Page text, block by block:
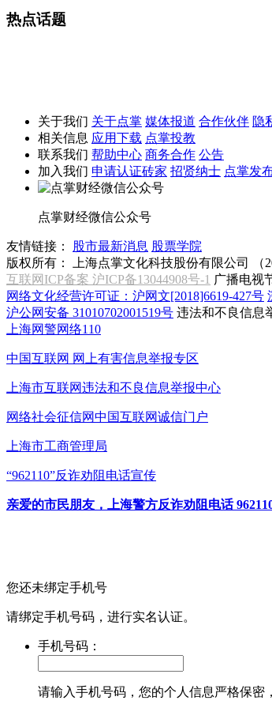
热点话题
关于我们 关于点掌 媒体报道 合作伙伴 隐
相关信息 应用下载 点掌投教
联系我们 帮助中心 商务合作 公告
加入我们 申请认证砖家 招贤纳士 点掌发
点掌财经微信公众号
友情链接： 股市最新消息 股票学院
版权所有：
上海点掌文化科技股份有限公司 （
互联网ICP备案 沪ICP备13044908号-1 广播电视
网络文化经营许可证：沪网文[2018]6619-427号
沪公网安备 31010702001519号 违法和不良信息
上海网警网络110
中国互联网 网上有害信息举报专区
上海市互联网违法和不良信息举报中心
网络社会征信网中国互联网诚信门户
上海市工商管理局
“962110”反诈劝阻电话宣传
亲爱的市民朋友，上海警方反诈劝阻电话
您还未绑定手机号
请绑定手机号码，进行实名认证。
手机号码：
请输入手机号码，您的个人信息严格保密